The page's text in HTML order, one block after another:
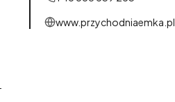
www.przychodniaemka.pl